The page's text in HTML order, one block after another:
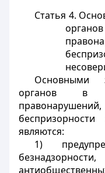
Статья 4.
Основными
органов в
являются:
1)